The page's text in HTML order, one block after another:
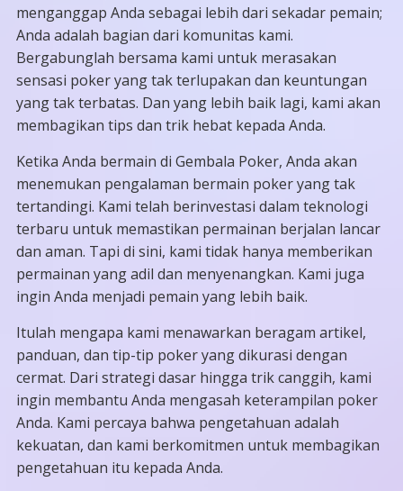
menganggap Anda sebagai lebih dari sekadar pemain;
Anda adalah bagian dari komunitas kami.
Bergabunglah bersama kami untuk merasakan
sensasi poker yang tak terlupakan dan keuntungan
yang tak terbatas. Dan yang lebih baik lagi, kami akan
membagikan tips dan trik hebat kepada Anda.
Ketika Anda bermain di Gembala Poker, Anda akan
menemukan pengalaman bermain poker yang tak
tertandingi. Kami telah berinvestasi dalam teknologi
terbaru untuk memastikan permainan berjalan lancar
dan aman. Tapi di sini, kami tidak hanya memberikan
permainan yang adil dan menyenangkan. Kami juga
ingin Anda menjadi pemain yang lebih baik.
Itulah mengapa kami menawarkan beragam artikel,
panduan, dan tip-tip poker yang dikurasi dengan
cermat. Dari strategi dasar hingga trik canggih, kami
ingin membantu Anda mengasah keterampilan poker
Anda. Kami percaya bahwa pengetahuan adalah
kekuatan, dan kami berkomitmen untuk membagikan
pengetahuan itu kepada Anda.